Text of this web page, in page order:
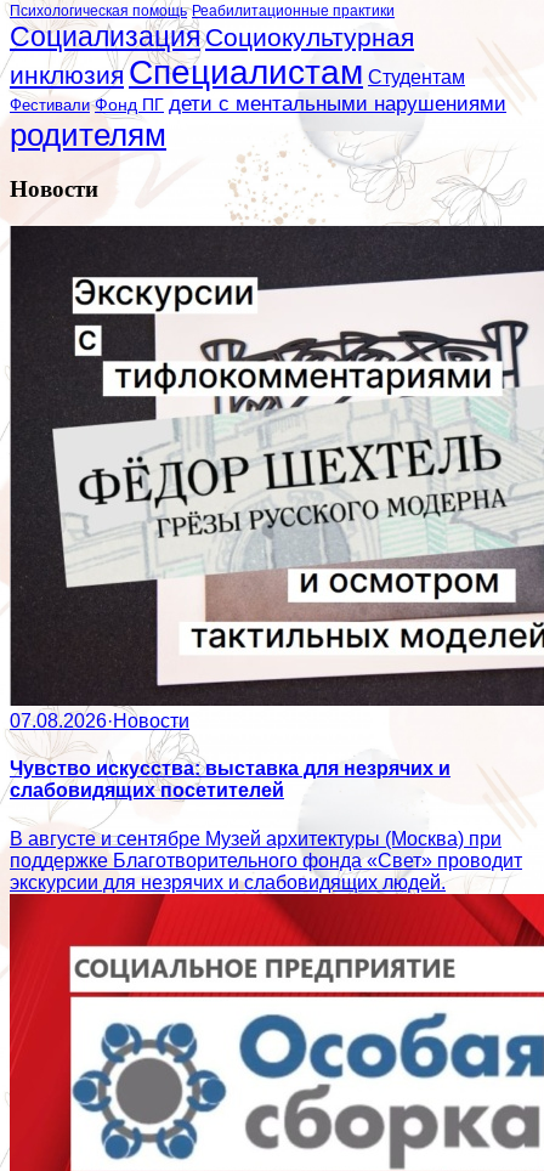
Психологическая помощь Реабилитационные практики
СоциализацияСоциокультурная
инклюзия Специалистам Студентам
Фестивали Фонд ПГ дети с ментальными нарушениями
родителям
Новости
07.08.2026·Новости
Чувство искусства: выставка для незрячих и
слабовидящих посетителей
В августе и сентябре Музей архитектуры (Москва) при
поддержке Благотворительного фонда «Свет» проводит
экскурсии для незрячих и слабовидящих людей.